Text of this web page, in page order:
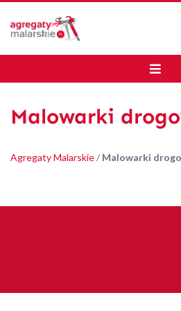
Malowarki
Agregaty Malarskie/ Malowarki